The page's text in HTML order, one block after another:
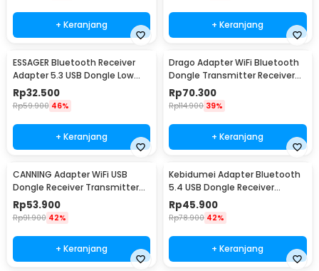
+ Keranjang + Keranjang
ESSAGER Bluetooth Receiver
Adapter 5.3 USB Dongle Low
Latency - EBT53-BH01-P
Rp32.500
Rp59.900 46%
+ Keranjang
Drago Adapter WiFi Bluetooth
Dongle Transmitter Receiver
Dual Band - DG-65
Rp70.300
Rp114.900 39%
+ Keranjang
CANNING Adapter WiFi USB
Dongle Receiver Transmitter
Dual Band 600Mbps - CN-600
Rp53.900
Rp91.900 42%
+ Keranjang
Kebidumei Adapter Bluetooth
5.4 USB Dongle Receiver
Transmitter - KB-54
Rp45.900
Rp78.900 42%
+ Keranjang